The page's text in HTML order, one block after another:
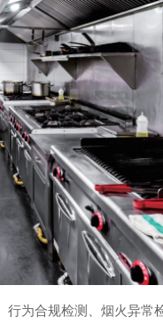
为合规检测、烟火异常